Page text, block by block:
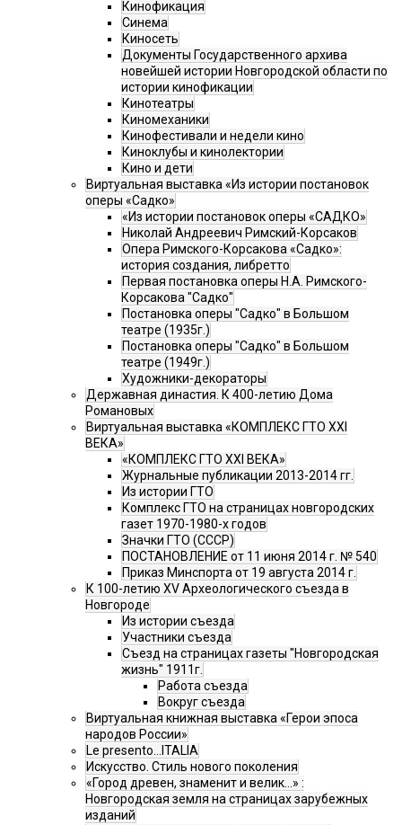
Кинофикация
Синема
Киносеть
Документы Государственного архива
новейшей истории Новгородской области по
истории кинофикации
Кинотеатры
Киномеханики
Кинофестивали и недели кино
Киноклубы и кинолектории
Кино и дети
Виртуальная выставка «Из истории постановок
оперы «Садко»
«Из истории постановок оперы «САДКО»
Николай Андреевич Римский-Корсаков
Опера Римского-Корсакова «Садко»:
история создания, либретто
Первая постановка оперы Н.А. Римского-
Корсакова "Садко"
Постановка оперы "Садко" в Большом
театре (1935г.)
Постановка оперы "Садко" в Большом
театре (1949г.)
Художники-декораторы
Державная династия. К 400-летию Дома
Романовых
Виртуальная выставка «КОМПЛЕКС ГТО XXI
ВЕКА»
«КОМПЛЕКС ГТО XXI ВЕКА»
Журнальные публикации 2013-2014 гг.
Из истории ГТО
Комплекс ГТО на страницах новгородских
газет 1970-1980-х годов
Значки ГТО (СССР)
ПОСТАНОВЛЕНИЕ от 11 июня 2014 г. № 540
Приказ Минспорта от 19 августа 2014 г.
К 100-летию XV Археологического съезда в
Новгороде
Из истории съезда
Участники съезда
Cъезд на страницах газеты "Новгородская
жизнь" 1911г.
Работа съезда
Вокруг съезда
Виртуальная книжная выставка «Герои эпоса
народов России»
Le presento...ITALIA
Искусство. Стиль нового поколения
«Город древен, знаменит и велик…» :
Новгородская земля на страницах зарубежных
изданий